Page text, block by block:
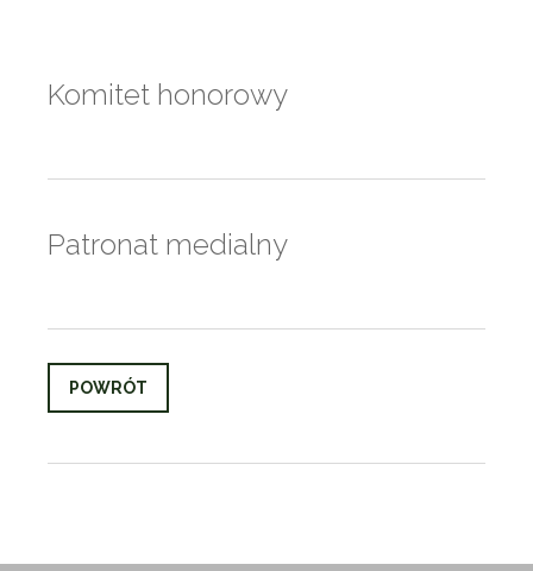
Komitet honorowy
Patronat medialny
POWRÓT